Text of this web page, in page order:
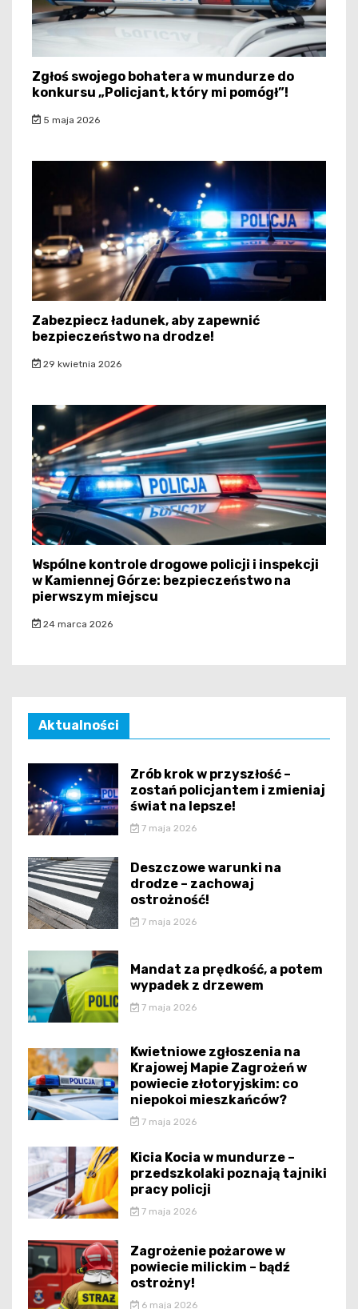
Zgłoś swojego bohatera w mundurze do
konkursu „Policjant, który mi pomógł”!
5 maja 2026
Zabezpiecz ładunek, aby zapewnić
bezpieczeństwo na drodze!
29 kwietnia 2026
Wspólne kontrole drogowe policji i inspekcji
w Kamiennej Górze: bezpieczeństwo na
pierwszym miejscu
24 marca 2026
Aktualności
Zrób krok w przyszłość –
zostań policjantem i zmieniaj
świat na lepsze!
7 maja 2026
Deszczowe warunki na
drodze – zachowaj
ostrożność!
7 maja 2026
Mandat za prędkość, a potem
wypadek z drzewem
7 maja 2026
Kwietniowe zgłoszenia na
Krajowej Mapie Zagrożeń w
powiecie złotoryjskim: co
niepokoi mieszkańców?
7 maja 2026
Kicia Kocia w mundurze –
przedszkolaki poznają tajniki
pracy policji
7 maja 2026
Zagrożenie pożarowe w
powiecie milickim – bądź
ostrożny!
6 maja 2026